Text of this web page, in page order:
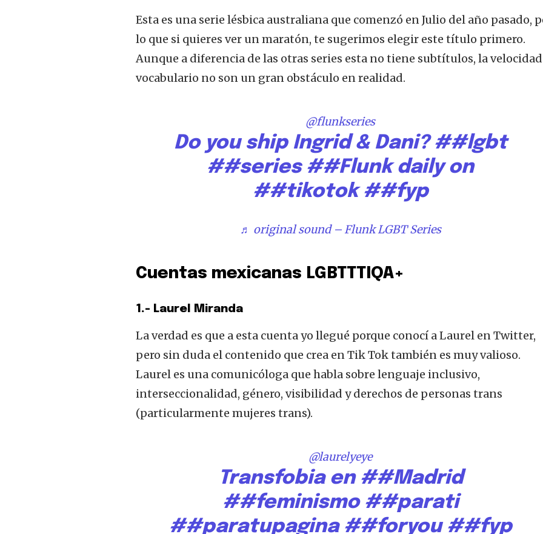
Esta es una serie lésbica australiana que comenzó en Julio del año pasado,
lo que si quieres ver un maratón, te sugerimos elegir este título primero.
Aunque a diferencia de las otras series esta no tiene subtítulos, la
vocabulario no son un gran obstáculo en realidad.
@flunkseries
Do you ship Ingrid & Dani?##lgbt
##series ##Flunkdaily on
##tikotok ##fyp
♬ original sound – Flunk LGBT Series
Cuentas mexicanas LGBTTTIQA+
1.- Laurel Miranda
La verdad es que a esta cuenta yo llegué porque conocí a Laurel en Twitter,
pero sin duda el contenido que crea en Tik Tok también es muy valioso.
Laurel es una comunicóloga que habla sobre lenguaje inclusivo,
interseccionalidad, género, visibilidad y derechos de personas trans
(particularmente mujeres trans).
@laurelyeye
Transfobia en ##Madrid
##feminismo ##parati
##paratupagina ##foryou ##fyp